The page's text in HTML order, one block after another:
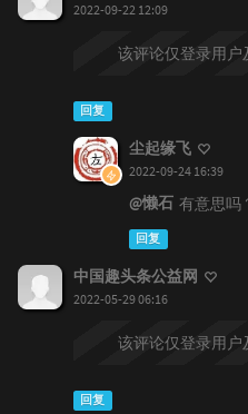
2022-09-22 12:09
该评论仅登录用
回复
尘起缘飞
2022-09-24 16:39
@懒石 有意思吗
回复
中国趣头条公益网
2022-05-29 06:16
该评论仅登录用
回复